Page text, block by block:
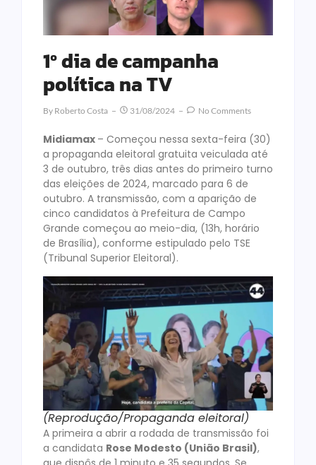
1º dia de campanha
política na TV
By Roberto Costa 31/08/2024 No Comments
Midiamax – Começou nessa sexta-feira (30)
a propaganda eleitoral gratuita veiculada até
3 de outubro, três dias antes do primeiro turno
das eleições de 2024, marcado para 6 de
outubro. A transmissão, com a aparição de
cinco candidatos à Prefeitura de Campo
Grande começou ao meio-dia, (13h, horário
de Brasília), conforme estipulado pelo TSE
(Tribunal Superior Eleitoral).
(Reprodução/Propaganda eleitoral)
A primeira a abrir a rodada de transmissão foi
a candidata Rose Modesto (União Brasil),